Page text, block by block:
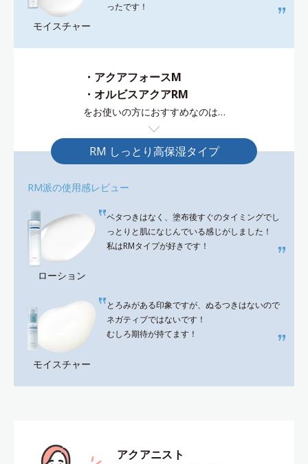
モイスチャー
ったです！
・アクアフォースM
・オルビスアクアRM
をお使いの方におすすめなのは…
RM しっとり高保湿タイプ
RM派の使用感レビュー
ローション
ベタつきはなく、塗布後すぐのタイミングでし
っとりと肌になじんでいる感じがしました！
私はRMタイプが好きです！
モイスチャー
とろみがある印象ですが、ぬるつきはないので
ネガティブではないです！
むしろ期待が持てます！
アクアニスト